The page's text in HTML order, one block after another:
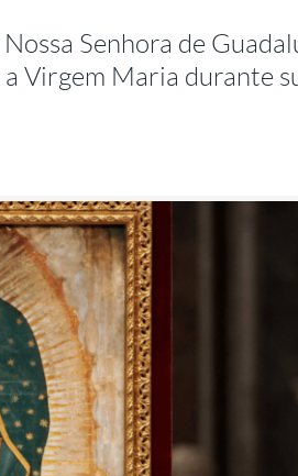
Senhora de
Virgem Maria durante